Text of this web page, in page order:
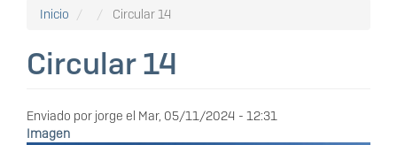
Inicio Circular 14
Circular 14
Enviado por jorge el Mar, 05/11/2024 - 12:31
Imagen